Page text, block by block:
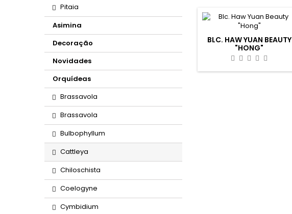
Pitaia
Asimina
Decoração
Novidades
Orquídeas
Brassavola
Brassavola
Bulbophyllum
Cattleya
Chiloschista
Coelogyne
Cymbidium
BLC. HAW YUAN BEAUTY
"HONG"